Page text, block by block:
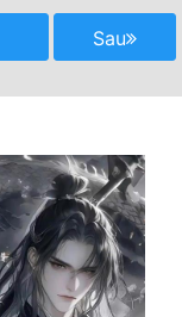
Sau